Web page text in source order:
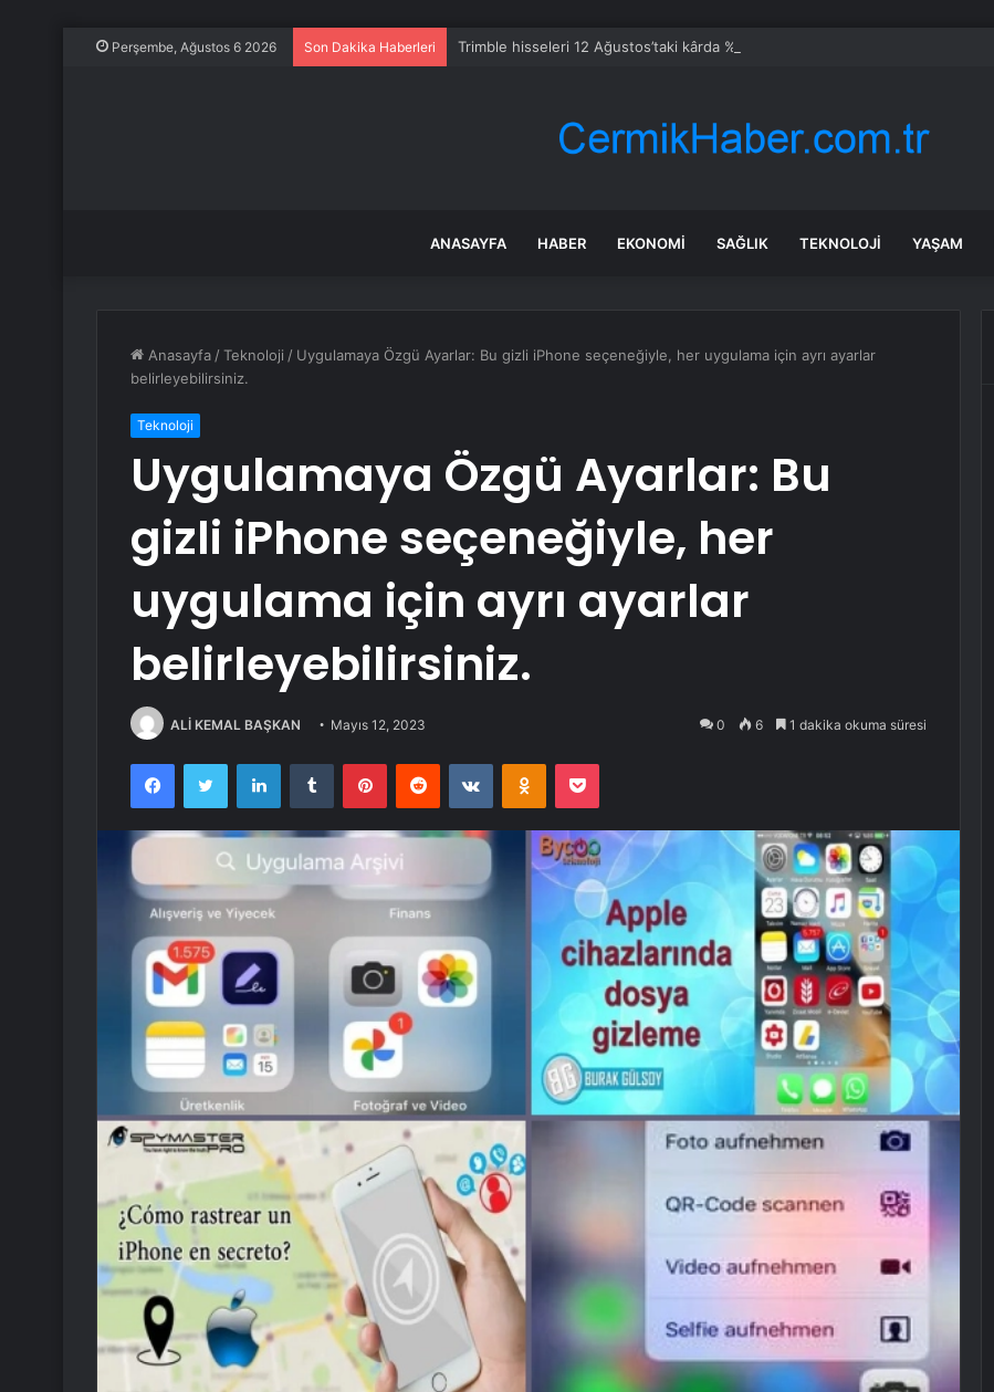
Perşembe, Ağustos 6 2026 Son Dakika Haberleri Trimble hisseleri 12 Ağustos’taki kârda %6 hareket edebilir
ANASAYFA HABER EKONOMI SAĞLIK TEKNOLOJI YAŞAM
Anasayfa /Teknoloji / Uygulamaya Özgü Ayarlar: Bu gizli iPhone seçeneğiyle, her uygulama için ayrı ayarlar
belirleyebilirsiniz.
Teknoloji
Uygulamaya Özgü Ayarlar: Bu
gizli iPhone seçeneğiyle, her
uygulama için ayrı ayarlar
belirleyebilirsiniz.
ALİ KEMAL BAŞKAN Mayıs 12, 2023 0 6 1 dakika okuma süresi
FacebookTwitter LinkedInTumblr PinterestReddit VKontakteOdnoklassniki
Pocket